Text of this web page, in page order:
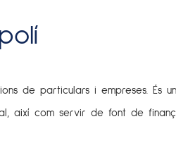
de particulars i empreses. És
així com servir de font de